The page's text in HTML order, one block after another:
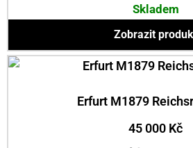
Skladem
Zobrazit
Erfurt M1879
45 000 Kč